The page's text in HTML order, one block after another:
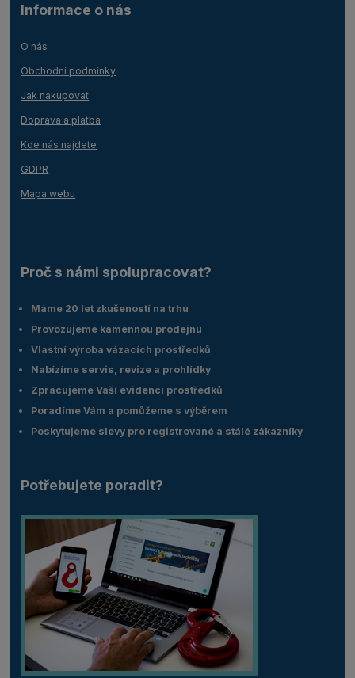
Informace o nás
O nás
Obchodní podmínky
Jak nakupovat
Doprava a platba
Kde nás najdete
GDPR
Mapa webu
Proč s námi spolupracovat?
Máme 20 let zkušeností na trhu
Provozujeme kamennou prodejnu
Vlastní výroba vázacích prostředků
Nabízíme servis, revize a prohlídky
Zpracujeme Vaší evidenci prostředků
Poradíme Vám a pomůžeme s výběrem
Poskytujeme slevy pro registrované a stálé zákazníky
Potřebujete poradit?